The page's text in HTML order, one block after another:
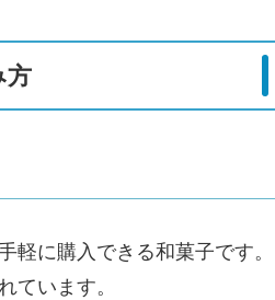
方
軽に購入できる和菓子です。
ています。